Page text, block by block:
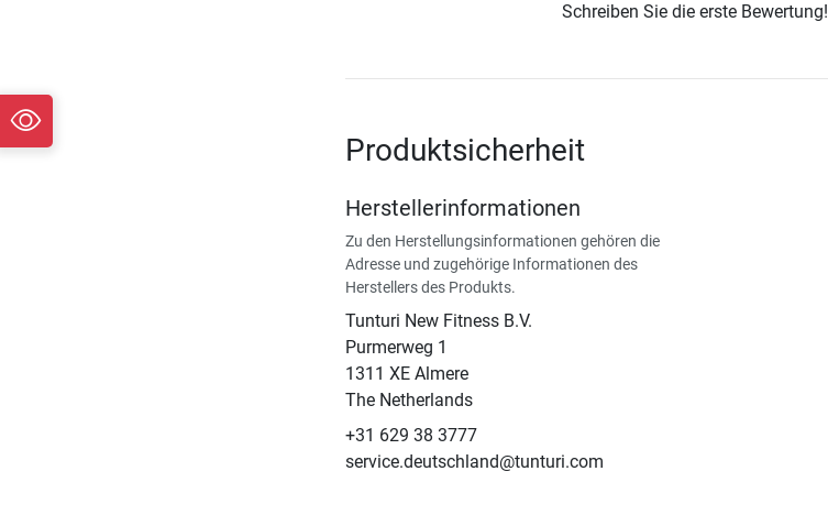
Schreiben Sie die erste Bewertung!
Produktsicherheit
Herstellerinformationen
Zu den Herstellungsinformationen gehören die
Adresse und zugehörige Informationen des
Herstellers des Produkts.
Tunturi New Fitness B.V.
​Purmerweg 1
1311 XE Almere
The Netherlands
+31 629 38 3777
service.deutschland@tunturi.com